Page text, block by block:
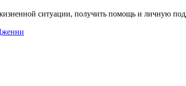
ситуации, получить помощь и личную